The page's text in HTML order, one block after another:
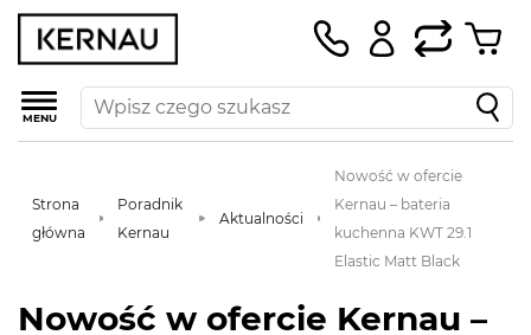
MENU
Strona
główna
Poradnik
Kernau
Aktualności
Nowość w ofercie
Kernau – bateria
kuchenna KWT 29.1
Elastic Matt Black
Nowość w ofercie Kernau –